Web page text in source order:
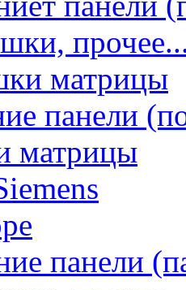
матрицы
панели
матрицы
панели